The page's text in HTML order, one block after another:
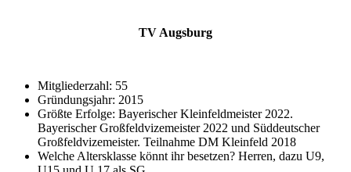
TV Augsburg
Mitgliederzahl: 55
Gründungsjahr: 2015
Größte Erfolge: Bayerischer Kleinfeldmeister 2022.
Bayerischer Großfeldvizemeister 2022 und Süddeutscher
Großfeldvizemeister. Teilnahme DM Kleinfeld 2018
Welche Altersklasse könnt ihr besetzen? Herren, dazu U9,